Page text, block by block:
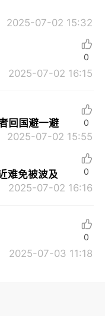
2025-07-02 15:32
2025-07-02 16:15
0
回国避一避
2025-07-02 15:55
0
难免被波及
2025-07-02 16:16
0
2025-07-03 11:18
0